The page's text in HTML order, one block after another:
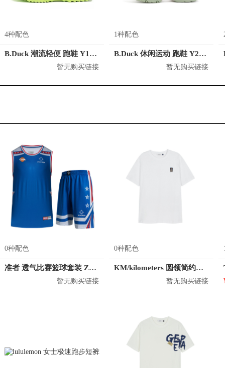
4种配色
B.Duck 潮流轻便 跑鞋 Y133035
暂无购买链接
1种配色
B.Duck 休闲运动 跑鞋 Y212903
暂无购买链接
0种配色
准者 透气比赛篮球套装 Z118210177
暂无购买链接
0种配色
KM/kilometers 圆领简约短袖T恤 M2X2108073
暂无购买链接